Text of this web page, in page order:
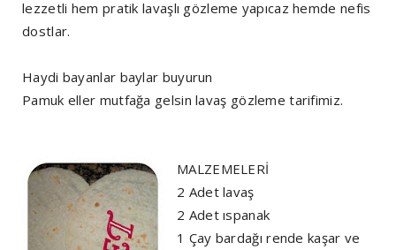
lezzetli hem pratik lavaşlı gözleme yapıcaz hemde nefis
dostlar.
Haydi bayanlar baylar buyurun
Pamuk eller mutfağa gelsin lavaş gözleme tarifimiz.
MALZEMELERİ
2 Adet lavaş
2 Adet ıspanak
1 Çay bardağı rende kaşar ve